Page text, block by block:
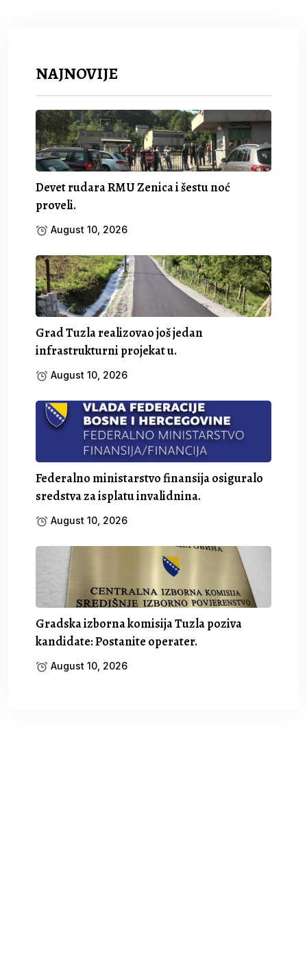
NAJNOVIJE
Devet rudara RMU Zenica i šestu noć
proveli.
August 10, 2026
Grad Tuzla realizovao još jedan
infrastrukturni projekat u.
August 10, 2026
Federalno ministarstvo finansija osiguralo
sredstva za isplatu invalidnina.
August 10, 2026
Gradska izborna komisija Tuzla poziva
kandidate: Postanite operater.
August 10, 2026